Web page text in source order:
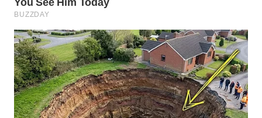
WAHANA
WAHANA
TRAVEL
WAHANA
TV